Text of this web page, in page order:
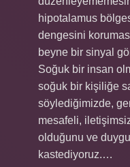
hipotalamus
dengesini
beyne bir sinyal
Soğuk bir insan
soğuk bir kişiliğe
söylediğimizde,
mesafeli,
olduğunu ve
kastediyoruz.…